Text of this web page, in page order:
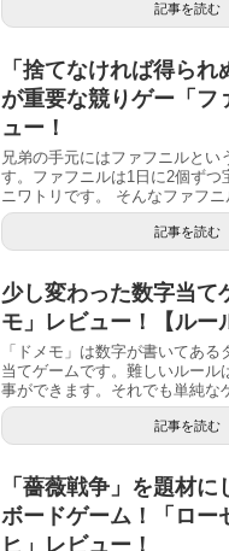
記事を読む
「捨てなければ得ら
が重要な競りゲー「フ
ュー！
兄弟の手元にはファフニルとい
す。ファフニルは1日に2個ずつ
ニワトリです。 そんなファフ
記事を読む
少し変わった数字当て
モ」レビュー！【ルー
「ドメモ」は数字が書いてあ
当てゲームです。難しいルール
事ができます。それでも単純な
記事を読む
「薔薇戦争」を題材に
ボードゲーム！「ロー
ヒ」レビュー！